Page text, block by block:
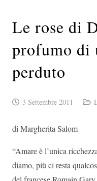
Le rose di
profumo di
perduto
3 Settembre 2011
di Margherita Salom
“Amare è l’unica
diamo, più ci resta